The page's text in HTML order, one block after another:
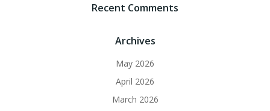
Recent Comments
Archives
May 2026
April 2026
March 2026